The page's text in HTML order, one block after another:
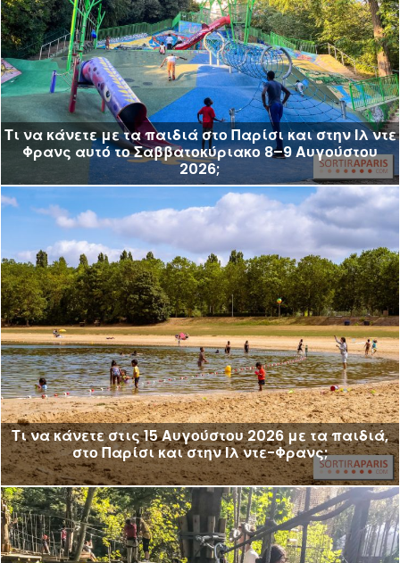
Τι να κάνετε με τα παιδιά στο Παρίσι και στην Ιλ ντε
Φρανς αυτό το Σαββατοκύριακο 8–9 Αυγούστου
2026;
Τι να κάνετε στις 15 Αυγούστου 2026 με τα παιδιά,
στο Παρίσι και στην Ιλ ντε-Φρανς;